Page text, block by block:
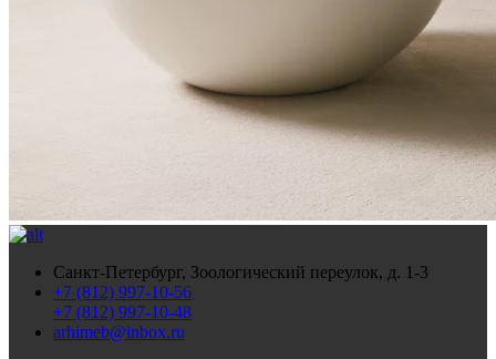
Санкт-Петербург, Зоологический переулок, д. 1-3
+7 (812) 997-10-56
+7 (812) 997-10-48
arhimeb@inbox.ru